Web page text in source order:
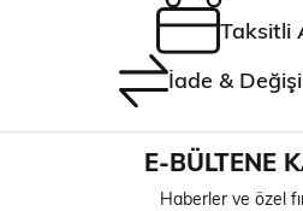
Taksitli
İade &
E-BÜLTENE
Haberler ve özel